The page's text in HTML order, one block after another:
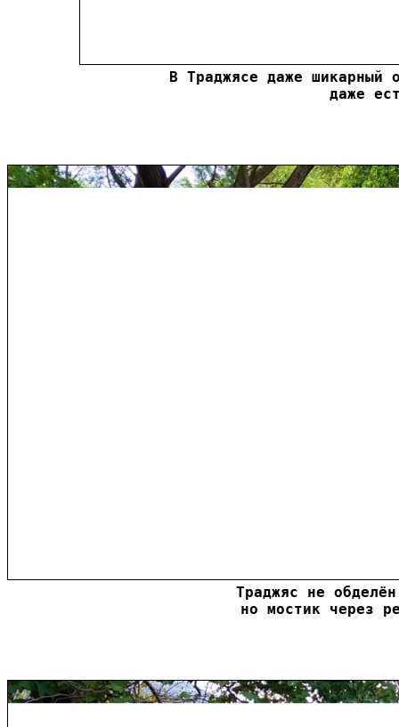
В Траджясе даже
даже
Траджяс не
но мостик через